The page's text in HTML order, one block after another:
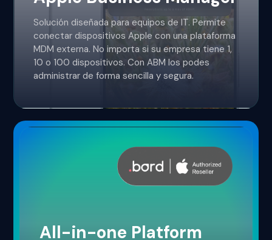
Solución diseñada para equipos de IT. Permite
conectar dispositivos Apple con una plataforma
MDM externa. No importa si su empresa tiene 1,
10 o 100 dispositivos. Con ABM los podes
administrar de forma sencilla y segura.
All-in-one Platform